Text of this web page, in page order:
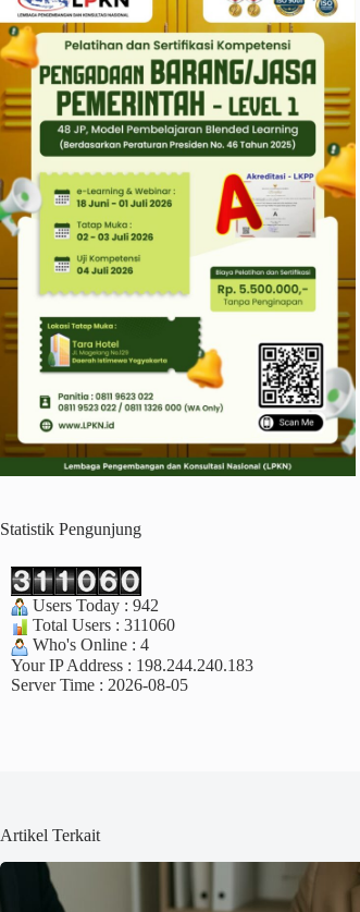
Statistik Pengunjung
Users Today : 942
Total Users : 311060
Who's Online : 4
Your IP Address : 198.244.240.183
Server Time : 2026-08-05
Artikel Terkait